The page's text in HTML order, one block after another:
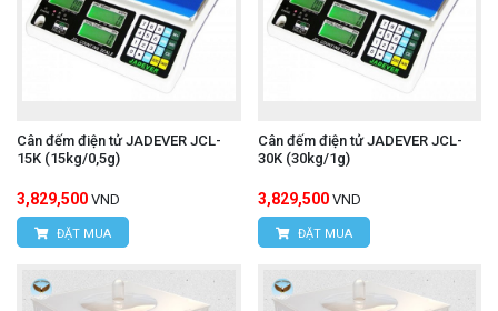
Cân đếm điện tử JADEVER JCL-
15K (15kg/0,5g)
3,829,500 VND
ĐẶT MUA
Cân đếm điện tử JADEVER JCL-
30K (30kg/1g)
3,829,500 VND
ĐẶT MUA